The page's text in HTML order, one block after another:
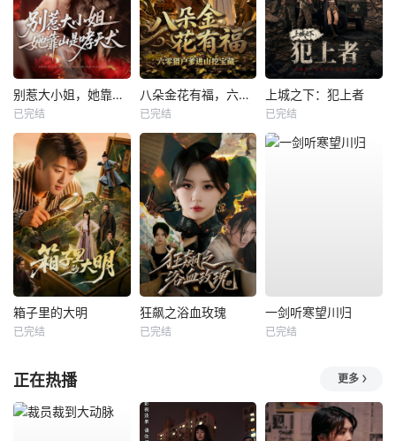
别惹大小姐，她靠山是哮天犬
已完结
八朵金花有福，六零猎户爹进山挖宝藏
已完结
上城之下：犯上者
已完结
箱子里的大明
已完结
狂飙之浴血玫瑰
已完结
一剑听寒望川归
已完结
正在热播 更多